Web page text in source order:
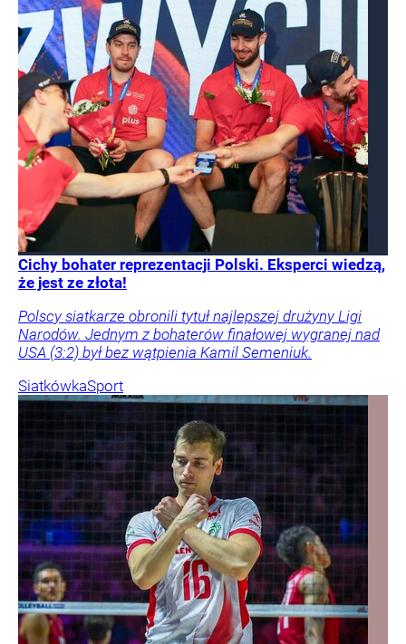
Cichy bohater reprezentacji Polski. Eksperci wiedzą,
że jest ze złota!
Polscy siatkarze obronili tytuł najlepszej drużyny Ligi
Narodów. Jednym z bohaterów finałowej wygranej nad
USA (3:2) był bez wątpienia Kamil Semeniuk.
SiatkówkaSport